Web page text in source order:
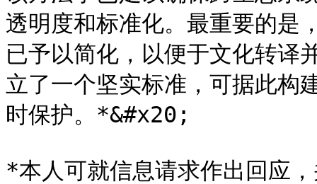
透明度和标准化。最重要的是
已予以简化，以便于文化转译
立了一个坚实标准，可据此构
时保护。*&#x20;
*本人可就信息请求作出回应